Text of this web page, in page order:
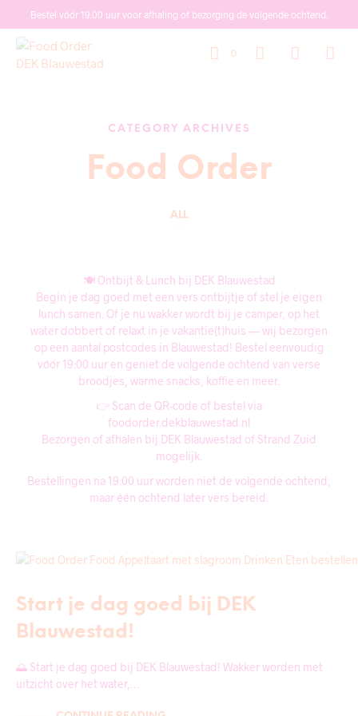
Bestel vóór 19:00 uur voor afhaling of bezorging de volgende ochtend.
0
CATEGORY ARCHIVES
Food Order
ALL
🍽️ Ontbijt & Lunch bij DEK Blauwestad
Begin je dag goed met een vers ontbijtje of stel je eigen
lunch samen. Of je nu wakker wordt bij je camper, op het
water dobbert of relaxt in je vakantie(t)huis — wij bezorgen
op een aantal postcodes in Blauwestad! Bestel eenvoudig
vóór 19:00 uur en geniet de volgende ochtend van verse
broodjes, warme snacks, koffie en meer.
👉 Scan de QR-code of bestel via
foodorder.dekblauwestad.nl
Bezorgen of afhalen bij DEK Blauwestad of Strand Zuid
mogelijk.
Bestellingen na 19:00 uur worden niet de volgende ochtend,
maar één ochtend later vers bereid.
Start je dag goed bij DEK
Blauwestad!
🌅 Start je dag goed bij DEK Blauwestad! Wakker worden met
uitzicht over het water,…